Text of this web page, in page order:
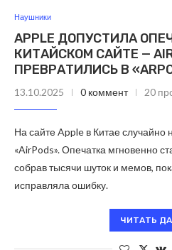
Наушники
APPLE ДОПУСТИЛА
КИТАЙСКОМ САЙТЕ —
ПРЕВРАТИЛИСЬ В
13.10.2025 0 коммент 20
На сайте Apple в Китае случайно
«AirPods». Опечатка мгновенно
собрав тысячи шуток и мемов,
исправляла ошибку.
ЧИТАТЬ